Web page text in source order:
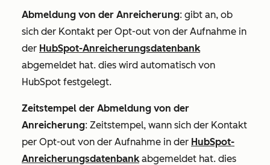
Abmeldung von der Anreicherung: gibt an, ob
sich der Kontakt per Opt-out von der Aufnahme in
der HubSpot-Anreicherungsdatenbank
abgemeldet hat. dies wird automatisch von
HubSpot festgelegt.
Zeitstempel der Abmeldung von der
Anreicherung: Zeitstempel, wann sich der Kontakt
per Opt-out von der Aufnahme in der HubSpot-
Anreicherungsdatenbankabgemeldet hat. dies